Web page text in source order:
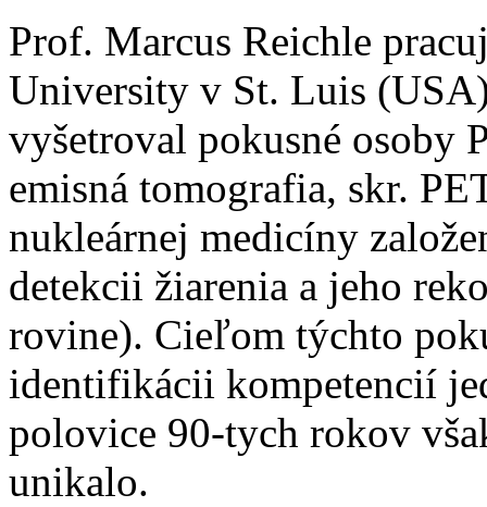
Prof. Marcus Reichle
University v St. Luis
vyšetroval pokusné osoby
emisná tomografia, skr.
nukleárnej medicíny
detekcii žiarenia a jeho
rovine). Cieľom týchto
identifikácii kompetencií
polovice 90-tych rokov
unikalo.